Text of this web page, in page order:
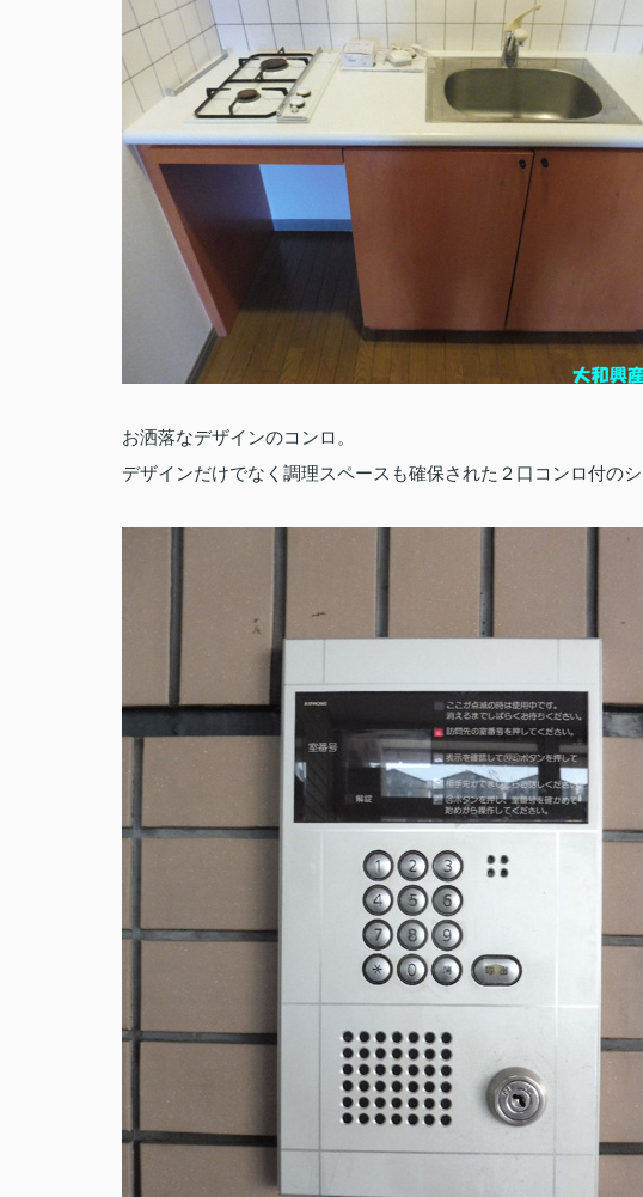
お洒落なデザインのコンロ。
デザインだけでなく調理スペースも確保された２口コンロ付のシ